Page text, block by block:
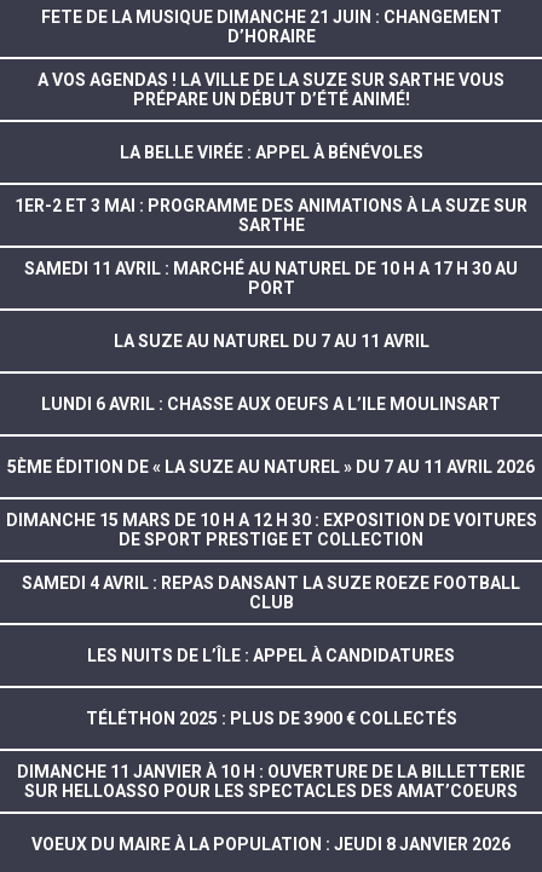
FETE DE LA MUSIQUE DIMANCHE 21 JUIN : CHANGEMENT
D’HORAIRE
A VOS AGENDAS ! LA VILLE DE LA SUZE SUR SARTHE VOUS
PRÉPARE UN DÉBUT D’ÉTÉ ANIMÉ!
LA BELLE VIRÉE : APPEL À BÉNÉVOLES
1ER-2 ET 3 MAI : PROGRAMME DES ANIMATIONS À LA SUZE SUR
SARTHE
SAMEDI 11 AVRIL : MARCHÉ AU NATUREL DE 10 H A 17 H 30 AU
PORT
LA SUZE AU NATUREL DU 7 AU 11 AVRIL
LUNDI 6 AVRIL : CHASSE AUX OEUFS A L’ILE MOULINSART
5ÈME ÉDITION DE « LA SUZE AU NATUREL » DU 7 AU 11 AVRIL 2026
DIMANCHE 15 MARS DE 10 H A 12 H 30 : EXPOSITION DE VOITURES
DE SPORT PRESTIGE ET COLLECTION
SAMEDI 4 AVRIL : REPAS DANSANT LA SUZE ROEZE FOOTBALL
CLUB
LES NUITS DE L’ÎLE : APPEL À CANDIDATURES
TÉLÉTHON 2025 : PLUS DE 3900 € COLLECTÉS
DIMANCHE 11 JANVIER À 10 H : OUVERTURE DE LA BILLETTERIE
SUR HELLOASSO POUR LES SPECTACLES DES AMAT’COEURS
VOEUX DU MAIRE À LA POPULATION : JEUDI 8 JANVIER 2026